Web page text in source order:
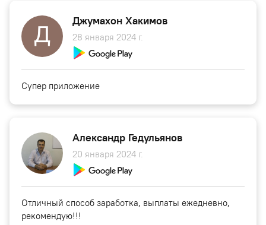
Джумахон Хакимов
28 января 2024 г.
Супер приложение
Александр Гедульянов
20 января 2024 г.
Отличный способ заработка, выплаты ежедневно,
рекомендую!!!